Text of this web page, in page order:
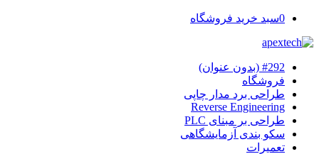
0سبد خرید فروشگاه
#292 (بدون عنوان)
فروشگاه
طراحی برد مدار چاپی
Reverse Engineering
طراحی بر مبنای PLC
سکو بندی آزمایشگاهی
تعمیرات